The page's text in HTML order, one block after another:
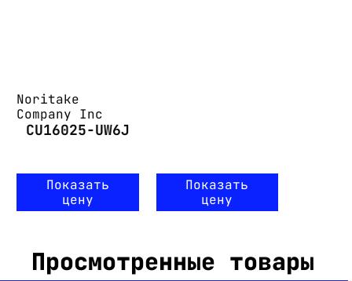
Noritake
Company Inc
CU16025-UW6J
Показать
цену
Показать
цену
Просмотренные товары